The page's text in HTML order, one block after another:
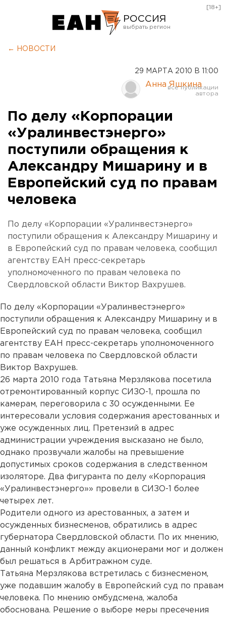
РОССИЯ
Курган
Оренбург
[18+]
← НОВОСТИ
29 МАРТА 2010 В 11:00
Анна Яшкина
По делу «Корпорации
«Уралинвестэнерго»
поступили обращения к
Александру Мишарину и в
Европейский суд по правам
человека
По делу «Корпорации «Уралинвестэнерго»
поступили обращения к Александру Мишарину и
в Европейский суд по правам человека, сообщил
агентству ЕАН пресс-секретарь
уполномоченного по правам человека по
Свердловской области Виктор Вахрушев.
По делу «Корпорации «Уралинвестэнерго»
поступили обращения к Александру Мишарину и в
Европейский суд по правам человека, сообщил
агентству ЕАН пресс-секретарь уполномоченного
по правам человека по Свердловской области
Виктор Вахрушев.
26 марта 2010 года Татьяна Мерзлякова посетила
отремонтированный корпус СИЗО-1, прошла по
камерам, переговорила с 30 осужденными. Ее
интересовали условия содержания арестованных и
уже осужденных лиц. Претензий в адрес
администрации учреждения высказано не было,
однако прозвучали жалобы на превышение
допустимых сроков содержания в следственном
изоляторе. Два фигуранта по делу «Корпорация
«Уралинвестэнерго»» провели в СИЗО-1 более
четырех лет.
Родители одного из арестованных, а затем и
осужденных бизнесменов, обратились в адрес
губернатора Свердловской области. По их мнению,
данный конфликт между акционерами мог и должен
был решаться в Арбитражном суде.
Татьяна Мерзлякова встретилась с бизнесменом,
уже подавшим жалобу в Европейский суд по правам
человека. По мнению омбудсмена, жалоба
обоснована. Решение о выборе меры пресечения